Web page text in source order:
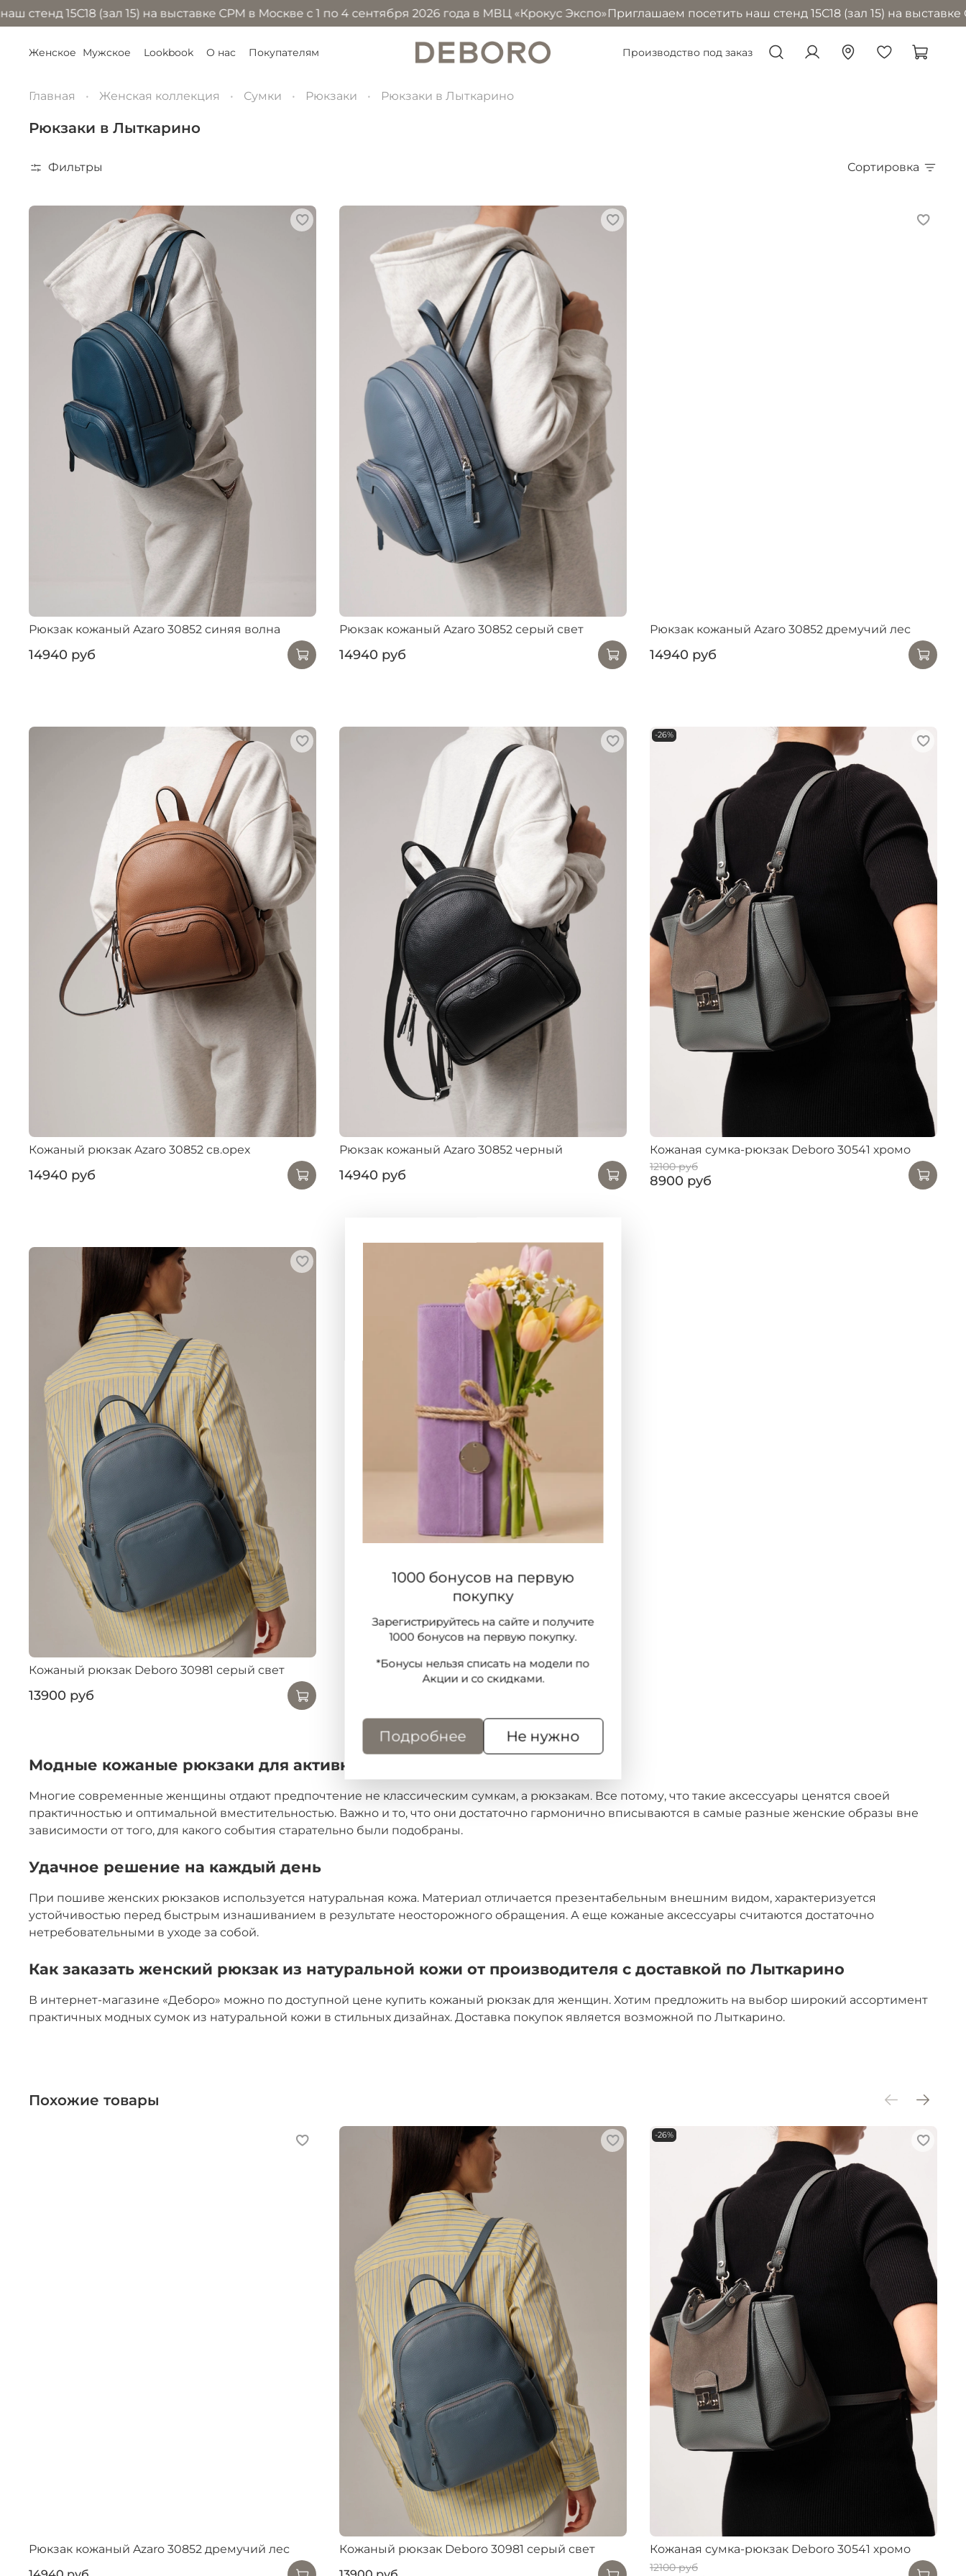
15С18 (зал 15) на выставке CPM в Москве с 1 по 4 сентября 2026 года в МВЦ «Крокус Экспо» Приглашаем посетить наш стенд 15С18 (зал 15) на выставке CPM
Производство под заказ
Женское Мужское Lookbook О нас Покупателям
Главная Женская коллекция Сумки Рюкзаки Рюкзаки в Лыткарино
Рюкзаки в Лыткарино
Фильтры Сортировка
Рюкзак кожаный Azaro 30852 синяя волна
14940 руб
Рюкзак кожаный Azaro 30852 серый свет
14940 руб
Рюкзак кожаный Azaro 30852 дремучий лес
14940 руб
Кожаный рюкзак Azaro 30852 св.орех
14940 руб
Рюкзак кожаный Azaro 30852 черный
14940 руб
-26%
Кожаная сумка-рюкзак Deboro 30541 хромо
12100 руб
8900 руб
Кожаный рюкзак Deboro 30981 серый свет
13900 руб
Модные кожаные рюкзаки для активных девушек и женщин
Многие современные женщины отдают предпочтение не классическим сумкам, а рюкзакам. Все потому, что такие аксессуары ценятся своей
практичностью и оптимальной вместительностью. Важно и то, что они достаточно гармонично вписываются в самые разные женские образы вне
зависимости от того, для какого события старательно были подобраны.
Удачное решение на каждый день
При пошиве женских рюкзаков используется натуральная кожа. Материал отличается презентабельным внешним видом, характеризуется
устойчивостью перед быстрым изнашиванием в результате неосторожного обращения. А еще кожаные аксессуары считаются достаточно
нетребовательными в уходе за собой.
Как заказать женский рюкзак из натуральной кожи от производителя с доставкой по Лыткарино
В интернет-магазине «Деборо» можно по доступной цене купить кожаный рюкзак для женщин. Хотим предложить на выбор широкий ассортимент
практичных модных сумок из натуральной кожи в стильных дизайнах. Доставка покупок является возможной по Лыткарино.
Похожие товары
Рюкзак кожаный Azaro 30852 дремучий лес
Кожаный рюкзак Deboro 30981 серый свет
-26%
Кожаная сумка-рюкзак Deboro 30541 хромо
12100 руб
1000 бонусов на первую
покупку
Зарегистрируйтесь на сайте и получите
1000 бонусов на первую покупку.
*Бонусы нельзя списать на модели по
Акции и со скидками.
Подробнее Не нужно